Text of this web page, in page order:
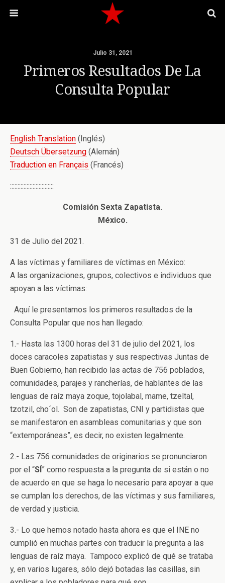
Julio 31, 2021
Primeros Resultados De La
Consulta Popular
English Translation (Inglés)
Deutsch Übersetzung (Alemán)
Traduction en Français (Francés)
:::::::::::::::::::::::::::::
Comisión Sexta Zapatista.
México.
31 de Julio del 2021.
A las víctimas y familiares de víctimas en México:
A las organizaciones, grupos, colectivos e individuos que
apoyan a las víctimas:
Aquí le presentamos los primeros resultados de la
Consulta Popular que nos han llegado:
1.- Hasta las 1300 horas del 31 de julio del 2021, los
doces caracoles zapatistas y sus respectivas Juntas de
Buen Gobierno, han recibido las actas de 756 poblados,
comunidades, parajes y rancherías, de hablantes de las
lenguas de raíz maya zoque, tojolabal, mame, tzeltal,
tzotzil, cho´ol. Son de zapatistas, CNI y partidistas que
se manifestaron en asambleas comunitarias y que son
“extemporáneas”, es decir, no existen legalmente.
2.- Las 756 comunidades de originarios se pronunciaron
por el “SÍ” como respuesta a la pregunta de si están o no
de acuerdo en que se haga lo necesario para apoyar a que
se cumplan los derechos, de las víctimas y sus familiares,
de verdad y justicia.
3.- Lo que hemos notado hasta ahora es que el INE no
cumplió en muchas partes con traducir la pregunta a las
lenguas de raíz maya. Tampoco explicó de qué se trataba
y, en varios lugares, sólo dejó botadas las casillas, sin